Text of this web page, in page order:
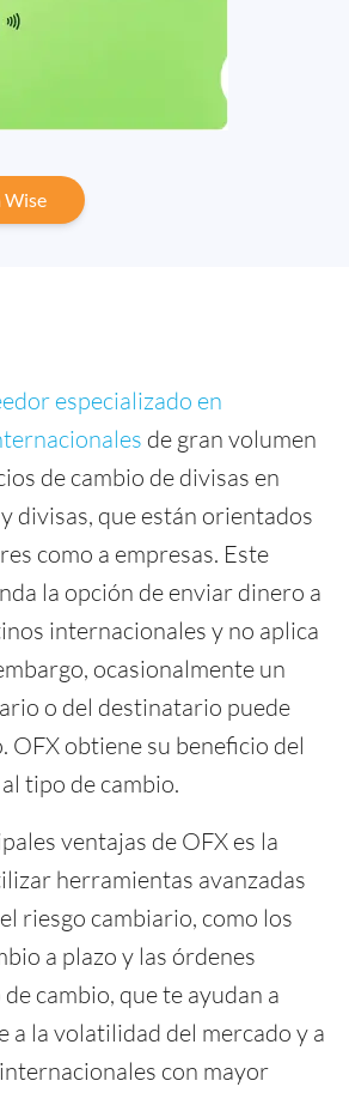
Wise
especializado en
de gran volumen
de cambio de divisas en
divisas, que están orientados
como a empresas. Este
la opción de enviar dinero a
internacionales y no aplica
ocasionalmente un
o del destinatario puede
OFX obtiene su beneficio del
tipo de cambio.
ventajas de OFX es la
herramientas avanzadas
riesgo cambiario, como los
a plazo y las órdenes
cambio, que te ayudan a
a la volatilidad del mercado y a
con mayor